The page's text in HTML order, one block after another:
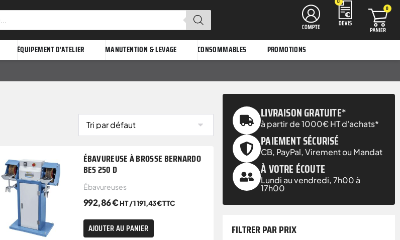
0
ÉQUIPEMENT D'ATELIER MANUTENTION & LEVAGE CONSOMMABLES PROMOTIONS
ÉBAVUREUSE À BROSSE BERNARDO
BES 250 D
Ébavureuses
992,86€HT /1 191,43€TTC
AJOUTER AU PANIER
LIVRAISON GRATUITE*
à partir de 1000€ HT d'achats*
PAIEMENT SÉCURISÉ
CB, PayPal, Virement ou Mandat
À VOTRE ÉCOUTE
Lundi au vendredi, 7h00 à
17h00
FILTRER PAR PRIX